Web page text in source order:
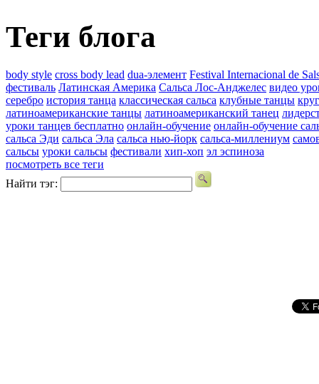
Теги блога
body style cross body lead dua-элемент Festival Internacional de
фестиваль Латинская Америка Сальса Лос-Анджелес видео
серебро история танца классическая сальса клубные танцы
латиноамериканские танцы латиноамериканский танец
уроки танцев бесплатно онлайн-обучение онлайн-обучение
сальса Эди сальса Эла сальса нью-йорк сальса-миллениум
сальсы уроки сальсы фестивали хип-хоп эл эспиноза
посмотреть все теги
Найти тэг: